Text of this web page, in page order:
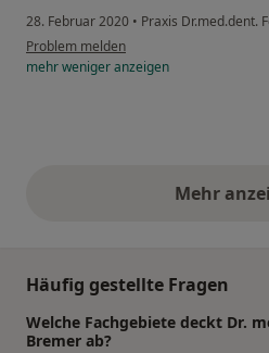
28. Februar 2020 • Praxis Dr.med.dent.
Problem melden
mehrwenigeranzeigen
Mehr
Häufig gestellte Fragen
Welche Fachgebiete deckt Dr.
Bremer ab?